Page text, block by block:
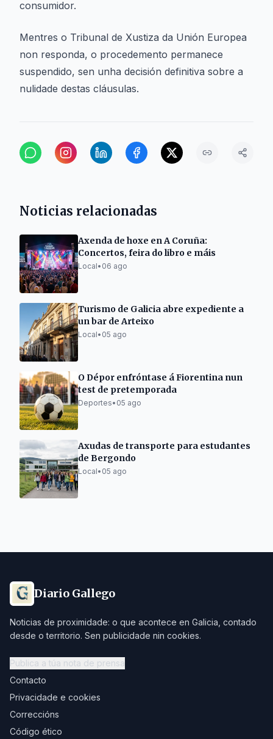
consumidor.
Mentres o Tribunal de Xustiza da Unión Europea
non responda, o procedemento permanece
suspendido, sen unha decisión definitiva sobre a
nulidade destas cláusulas.
Noticias relacionadas
Axenda de hoxe en A Coruña:
Concertos, feira do libro e máis
Local• 06 ago
Turismo de Galicia abre expediente a
un bar de Arteixo
Local• 05 ago
O Dépor enfróntase á Fiorentina nun
test de pretemporada
Deportes• 05 ago
Axudas de transporte para estudantes
de Bergondo
Local• 05 ago
Diario Gallego
Noticias de proximidade: o que acontece en Galicia, contado
desde o territorio. Sen publicidade nin cookies.
Publica a túa nota de prensa
Contacto
Privacidade e cookies
Correccións
Código ético